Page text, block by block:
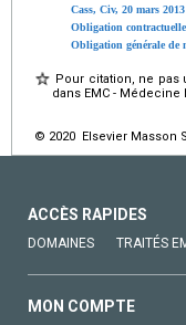
Cass, Civ, 20 mars 2013
Obligation
Obligation générale de
Pour citation, ne
dans EMC - Médecine
© 2020 Elsevier Masson
ACCÈS RAPIDES
DOMAINES TRAITÉS
MON COMPTE